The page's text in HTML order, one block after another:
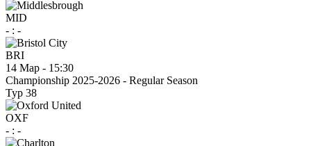
MID
- : -
BRI
14 Мар - 15:30
Championship 2025-2026 - Regular Season
Тур 38
OXF
- : -